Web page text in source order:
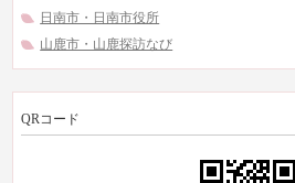
日南市・日南市役所
山鹿市・山鹿探訪なび
QRコード